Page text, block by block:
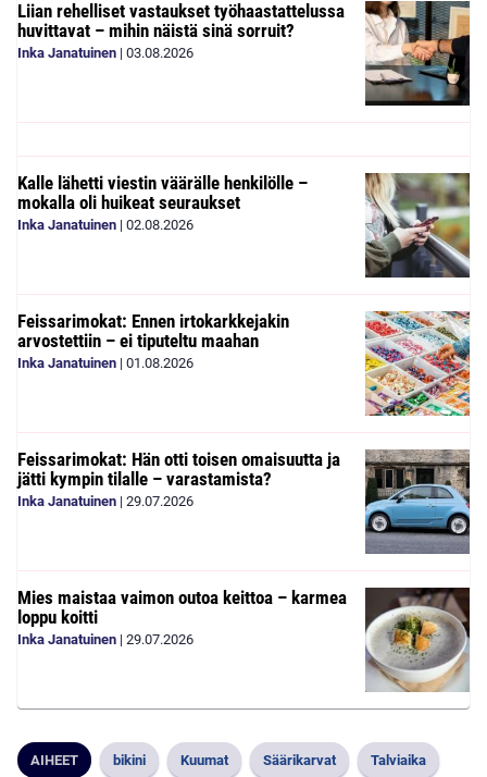
Liian rehelliset vastaukset työhaastattelussa
huvittavat – mihin näistä sinä sorruit?
Inka Janatuinen | 03.08.2026
Kalle lähetti viestin väärälle henkilölle –
mokalla oli huikeat seuraukset
Inka Janatuinen | 02.08.2026
Feissarimokat: Ennen irtokarkkejakin
arvostettiin – ei tiputeltu maahan
Inka Janatuinen | 01.08.2026
Feissarimokat: Hän otti toisen omaisuutta ja
jätti kympin tilalle – varastamista?
Inka Janatuinen | 29.07.2026
Mies maistaa vaimon outoa keittoa – karmea
loppu koitti
Inka Janatuinen | 29.07.2026
AIHEET bikini Kuumat Säärikarvat Talviaika